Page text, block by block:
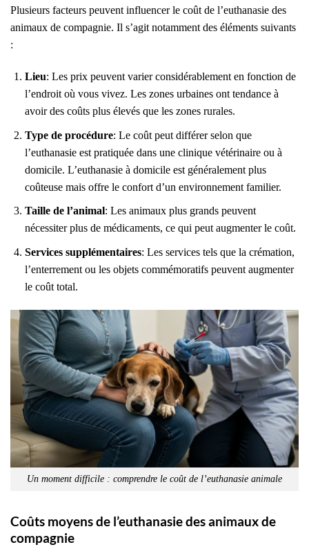
Plusieurs facteurs peuvent influencer le coût de l’euthanasie des
animaux de compagnie. Il s’agit notamment des éléments suivants
:
Lieu: Les prix peuvent varier considérablement en fonction de
l’endroit où vous vivez. Les zones urbaines ont tendance à
avoir des coûts plus élevés que les zones rurales.
Type de procédure: Le coût peut différer selon que
l’euthanasie est pratiquée dans une clinique vétérinaire ou à
domicile. L’euthanasie à domicile est généralement plus
coûteuse mais offre le confort d’un environnement familier.
Taille de l’animal: Les animaux plus grands peuvent
nécessiter plus de médicaments, ce qui peut augmenter le coût.
Services supplémentaires: Les services tels que la crémation,
l’enterrement ou les objets commémoratifs peuvent augmenter
le coût total.
Un moment difficile : comprendre le coût de l’euthanasie animale
Coûts moyens de l’euthanasie des animaux de
compagnie